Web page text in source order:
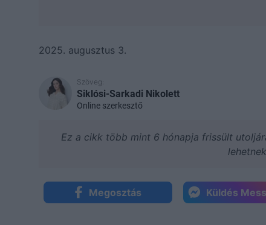
2025. augusztus 3.
Szöveg:
Siklósi-Sarkadi Nikolett
Online szerkesztő
Ez a cikk több mint 6 hónapja frissült
Megosztás Küldés